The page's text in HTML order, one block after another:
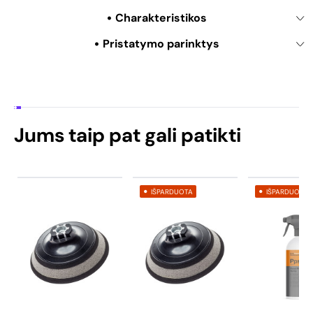
Charakteristikos
Pristatymo parinktys
Jums taip pat gali patikti
IŠPARDUOTA IŠPARDUOTA